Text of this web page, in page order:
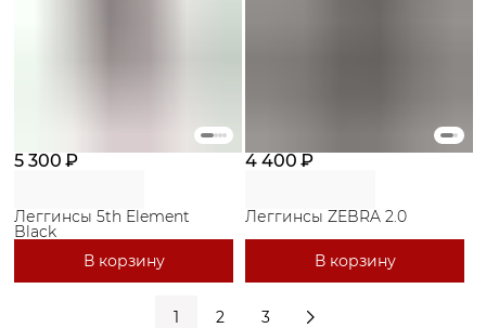
5 300 ₽
Леггинсы 5th Element
Black
В корзину
4 400 ₽
Леггинсы ZEBRA 2.0
В корзину
1 2 3